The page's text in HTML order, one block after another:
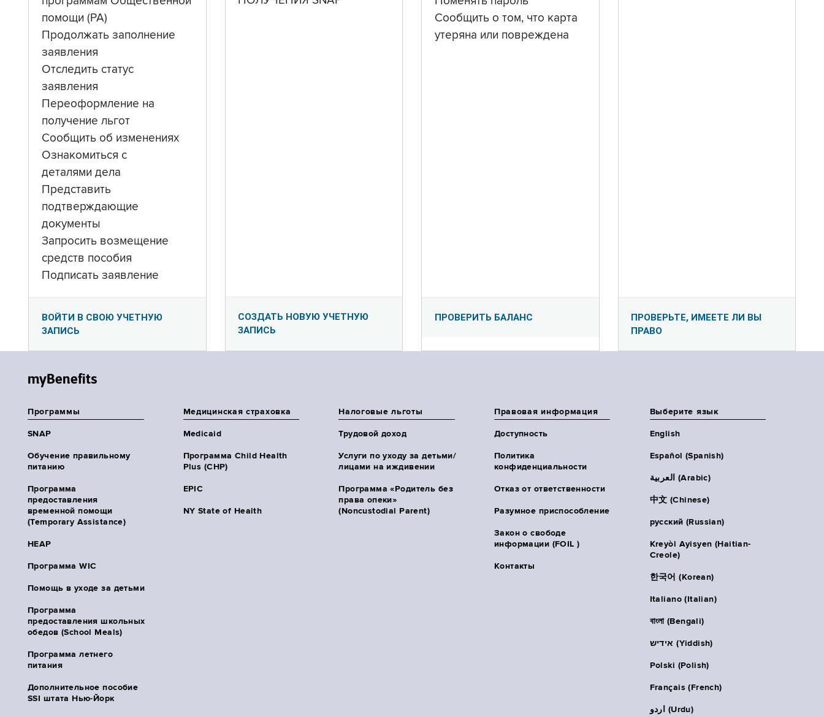
помощи (PA)
Продолжать заполнение
заявления
Отследить статус
заявления
Переоформление на
получение льгот
Сообщить об изменениях
Ознакомиться с
деталями дела
Представить
подтверждающие
документы
Запросить возмещение
средств пособия
Подписать заявление
ВОЙТИ В СВОЮ УЧЕТНУЮ
ЗАПИСЬ
СОЗДАТЬ НОВУЮ УЧЕТНУЮ
ЗАПИСЬ
Сообщить о том, что карта
утеряна или повреждена
ПРОВЕРИТЬ БАЛАНС
ПРОВЕРЬТЕ, ИМЕЕТЕ ЛИ ВЫ
ПРАВО
myBenefits
Программы
SNAP
Обучение правильному
питанию
Программа
предоставления
временной помощи
(Temporary Assistance)
HEAP
Программа WIC
Помощь в уходе за детьми
Программа
предоставления школьных
обедов (School Meals)
Программа летнего
питания
Дополнительное пособие
SSI штата Нью-Йорк
Медицинская страховка
Medicaid
Программа Child Health
Plus (CHP)
EPIC
NY State of Health
Налоговые льготы
Трудовой доход
Услуги по уходу за детьми/
лицами на иждивении
Программа «Родитель без
права опеки»
(Noncustodial Parent)
Правовая информация
Доступность
Политика
конфиденциальности
Отказ от ответственности
Разумное приспособление
Закон о свободе
информации (FOIL )
Контакты
Выберите язык
English
Español (Spanish)
العربية (Arabic)
中文 (Chinese)
русский (Russian)
Kreyòl Ayisyen (Haitian-
Creole)
한국어 (Korean)
Italiano (Italian)
বাংলা (Bengali)
אידיש (Yiddish)
Polski (Polish)
Français (French)
اردو (Urdu)